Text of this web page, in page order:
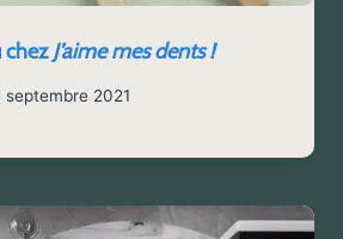
chezJ’aime mes dents !
septembre 2021